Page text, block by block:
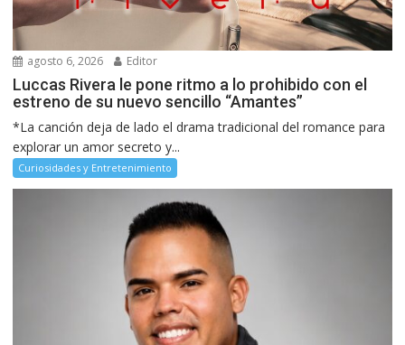
agosto 6, 2026 Editor
Luccas Rivera le pone ritmo a lo prohibido con el
estreno de su nuevo sencillo “Amantes”
*La canción deja de lado el drama tradicional del romance para
explorar un amor secreto y...
Curiosidades y Entretenimiento